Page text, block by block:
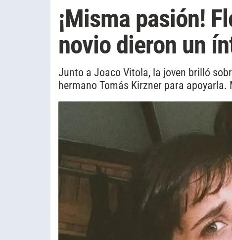
¡Misma pasión!
novio dieron un
Junto a Joaco Vitola, la joven brilló
hermano Tomás Kirzner para